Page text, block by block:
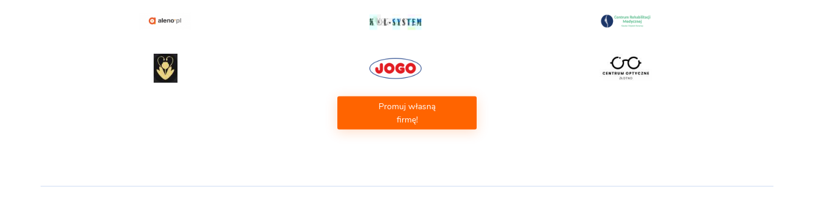
Promuj własną
firmę!